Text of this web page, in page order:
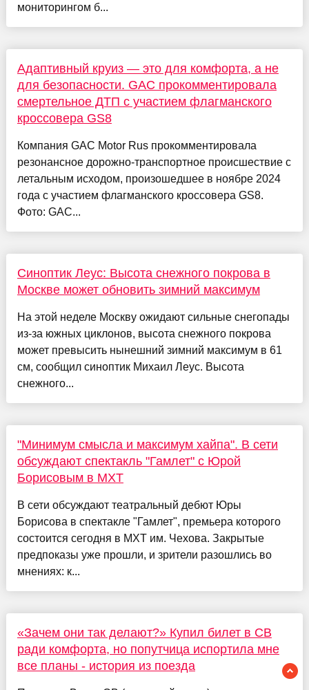
мониторингом б...
Адаптивный круиз — это для комфорта, а не
для безопасности. GAC прокомментировала
смертельное ДТП с участием флагманского
кроссовера GS8
Компания GAC Motor Rus прокомментировала
резонансное дорожно-транспортное происшествие с
летальным исходом, произошедшее в ноябре 2024
года с участием флагманского кроссовера GS8.
Фото: GAC...
Синоптик Леус: Высота снежного покрова в
Москве может обновить зимний максимум
На этой неделе Москву ожидают сильные снегопады
из-за южных циклонов, высота снежного покрова
может превысить нынешний зимний максимум в 61
см, сообщил синоптик Михаил Леус. Высота
снежного...
"Минимум смысла и максимум хайпа". В сети
обсуждают спектакль "Гамлет" с Юрой
Борисовым в МХТ
В сети обсуждают театральный дебют Юры
Борисова в спектакле "Гамлет", премьера которого
состоится сегодня в МХТ им. Чехова. Закрытые
предпоказы уже прошли, и зрители разошлись во
мнениях: к...
«Зачем они так делают?» Купил билет в СВ
ради комфорта, но попутчица испортила мне
все планы - история из поезда